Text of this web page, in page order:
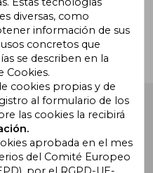
Nave 3 (08940),
Reservados.
diversas, como
información de sus
concretos que
se describen en la
Cookies.
cookies propias y de
al formulario de los
las cookies la recibirá
aprobada en el mes
del Comité Europeo